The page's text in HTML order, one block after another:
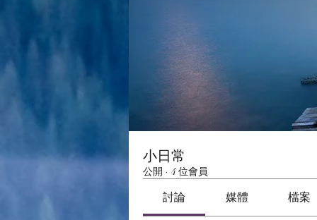
小日常
公開 · 4 位會員
討論 媒體 檔案